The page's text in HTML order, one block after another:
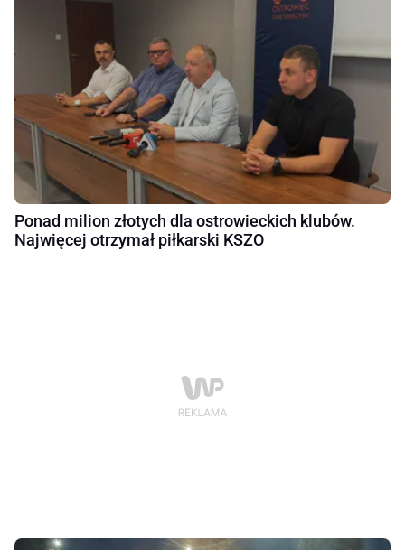
Ponad milion złotych dla ostrowieckich klubów.
Najwięcej otrzymał piłkarski KSZO